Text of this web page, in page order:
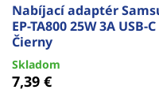
Nabíjací adaptér
EP-TA800 25W 3A USB-C
Čierny
Skladom
7,39 €